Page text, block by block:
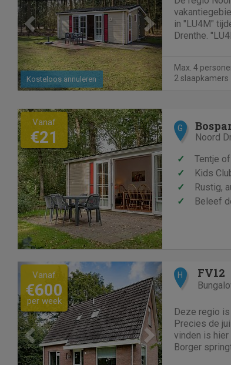
Kosteloos annuleren
in "LU4M"
Drenthe.
Max. 4
2 slaapkamers
Vanaf
€21 G
Noord
✓
Tentje
✓
Kids
✓
Rustig,
✓
Beleef
Previous Next
Vanaf
€600
per week
H FV12
Deze regio
Precies de
vinden is hier
Borger